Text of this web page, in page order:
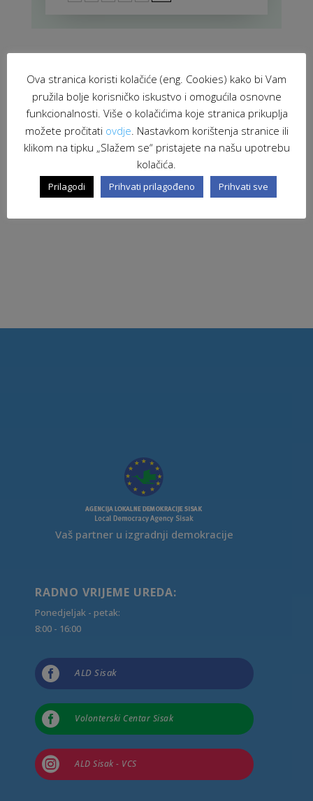
Vaš partner u izgradnji demokracije
RADNO VRIJEME UREDA:
Ponedjeljak - petak:
8:00 - 16:00
 ALD Sisak
 Volonterski Centar Sisak
 ALD Sisak - VCS
Ova stranica koristi kolačiće (eng. Cookies) kako bi Vam
pružila bolje korisničko iskustvo i omogućila osnovne
funkcionalnosti. Više o kolačićima koje stranica prikuplja
možete pročitati ovdje . Nastavkom korištenja stranice ili
klikom na tipku „Slažem se“ pristajete na našu upotrebu
kolačića.
Prilagodi Prihvati prilagođeno Prihvati sve